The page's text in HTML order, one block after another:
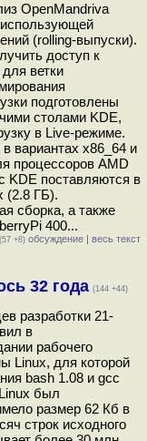
OpenMandriva
(rolling-выпуски).
доступ к
ветки
подготовлены
столами KDE,
в Live-режиме.
вариантах x86_64 и
процессоров AMD
KDE поставляются в
(2.8 ГБ).
сборка, а также
400...
(57 +8) обсуждение | весь текст
32 года (144 +44)
разработки 21-
в
рабочего
Linux, для которой
bash 1.08 и gcc
был
размер 62 Кб в
строк исходного